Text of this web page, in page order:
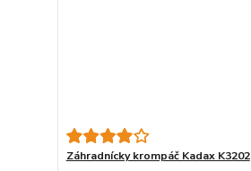
Záhradnícky krompáč Kadax K3202